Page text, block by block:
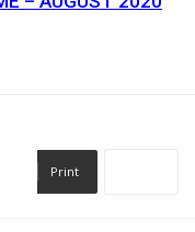
Print